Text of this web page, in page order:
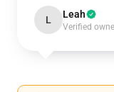
L Leah
Verified